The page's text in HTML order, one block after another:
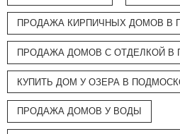
ПРОДАЖА КИРПИЧНЫХ ДОМОВ В
ПРОДАЖА ДОМОВ С ОТДЕЛКОЙ В
КУПИТЬ ДОМ У ОЗЕРА В
ПРОДАЖА ДОМОВ У ВОДЫ